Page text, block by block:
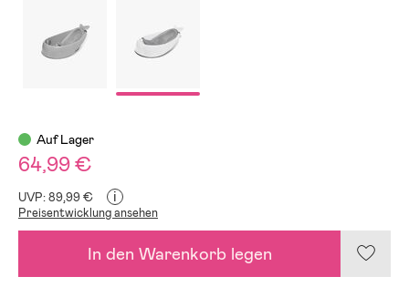
Auf Lager
64,99 €
UVP: 89,99 € i
Preisentwicklung ansehen
In den Warenkorb legen